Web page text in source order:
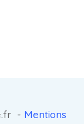
- Mentions